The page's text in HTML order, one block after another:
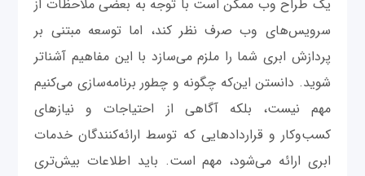
یک طراح وب ممکن است با توجه به بعضی ملاحظات از
سرویس‌های وب صرف ‌نظر کند، اما توسعه‌ مبتنی بر
پردازش ابری شما را ملزم می‌سازد با این مفاهیم آشناتر
شوید. دانستن این‌که چگونه و چطور برنامه‌سازی می‌کنیم
مهم نیست، بلکه آگاهی از احتیاجات و نیازهای
کسب‌وکار و قرارداد‌هایی که توسط ارائه‌کنندگان خدمات
ابری ارائه می‌شود، مهم است. باید اطلاعات بیش‌تری